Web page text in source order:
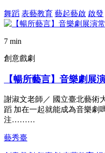
舞蹈 表藝教育 藝起藝啟 啟發
7 min
創意戲劇
【暢所藝言】音樂劇展
謝淑文老師／ 國立臺北藝術
蹈 加在一起就能成為音樂劇
注………
藝秀臺